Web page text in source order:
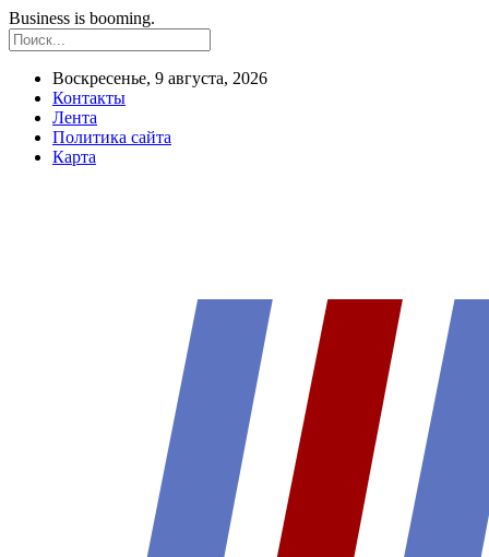
Business is booming.
Воскресенье, 9 августа, 2026
Контакты
Лента
Политика сайта
Карта